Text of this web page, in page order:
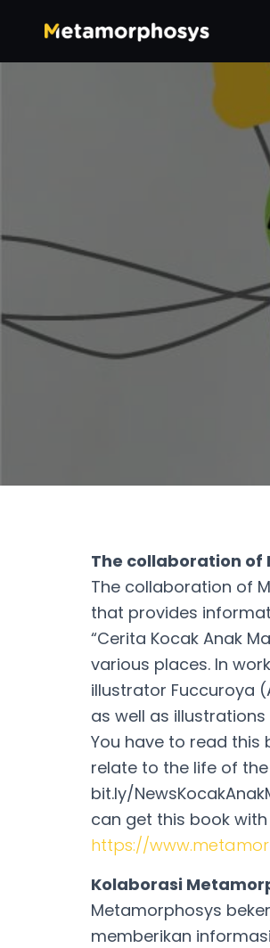
The collaboration of
The collaboration of
that provides
“Cerita Kocak Anak
various places. In
illustrator Fuccuroya
as well as
You have to read this
relate to the life of
bit.ly/
can get this book with
https://
Kolaborasi
Metamorphosys
memberikan